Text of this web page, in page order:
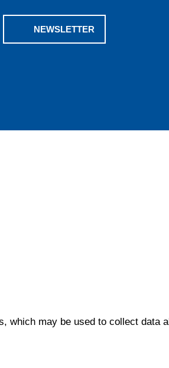
NEWSLETTER
which may be used to collect data